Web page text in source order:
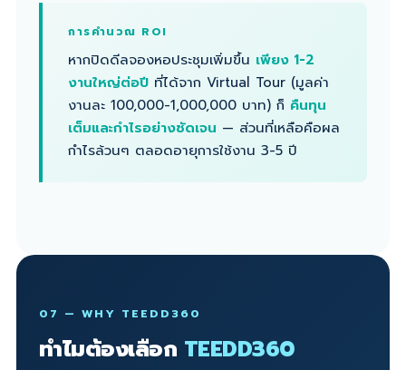
การคำนวณ ROI
หากปิดดีลจองหอประชุมเพิ่มขึ้น เพียง 1-2
งานใหญ่ต่อปี ที่ได้จาก Virtual Tour (มูลค่า
งานละ 100,000-1,000,000 บาท) ก็ คืนทุน
เต็มและกำไรอย่างชัดเจน — ส่วนที่เหลือคือผล
กำไรล้วนๆ ตลอดอายุการใช้งาน 3-5 ปี
07 — WHY TEEDD360
ทำไมต้องเลือก TEEDD360